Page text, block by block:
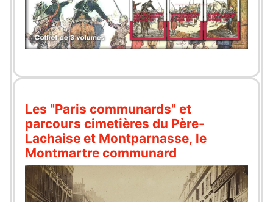
Les "Paris communards" et
parcours cimetières du Père-
Lachaise et Montparnasse, le
Montmartre communard